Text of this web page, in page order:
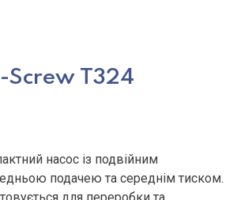
Screw T324
насос із подвійним
подачею та середнім тиском.